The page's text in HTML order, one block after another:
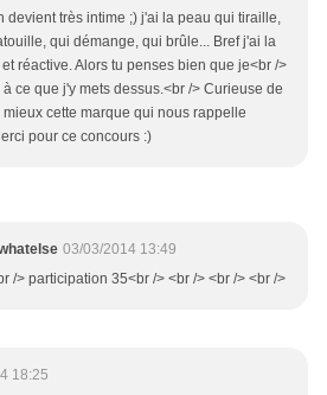
devient très intime ;) j'ai la peau qui tiraille,
qui démange, qui brûle... Bref j'ai la
réactive. Alors tu penses bien que je<br />
ce que j'y mets dessus.<br /> Curieuse de
cette marque qui nous rappelle
pour ce concours :)
03/03/2014 13:49
/> participation 35<br /> <br /> <br /> <br />
18:25